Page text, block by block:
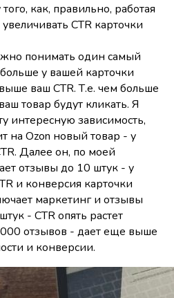
как, правильно, работая
CTR карточки
понимать один самый
у вашей карточки
ваш CTR. Т.е. чем больше
товар будут кликать. Я
интересную зависимость,
на Ozon новый товар - у
Далее он, по моей
отзывы до 10 штук - у
и конверсия карточки
маркетинг и отзывы
- CTR опять растет
отзывов - дает еще выше
и конверсии.